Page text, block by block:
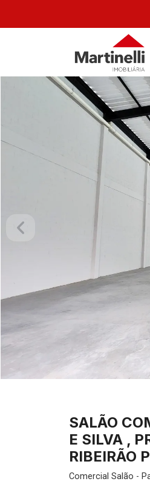
SALÃO
E SILVA ,
RIBEIRÃO
Comercial Salão -